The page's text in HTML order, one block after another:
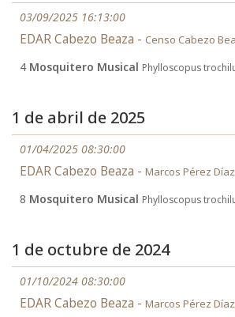
03/09/2025 16:13:00
EDAR Cabezo Beaza - Censo Cabezo
4 Mosquitero Musical Phylloscopus
1 de abril de 2025
01/04/2025 08:30:00
EDAR Cabezo Beaza - Marcos Pérez Díaz
8 Mosquitero Musical Phylloscopus
1 de octubre de 2024
01/10/2024 08:30:00
EDAR Cabezo Beaza - Marcos Pérez Díaz